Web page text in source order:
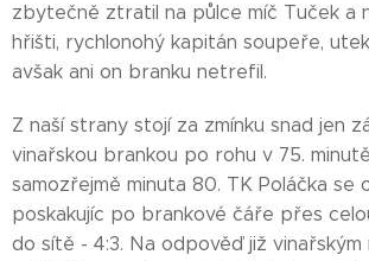
zbytečně ztratil na půlce míč Tuček a
hřišti, rychlonohý kapitán soupeře,
avšak ani on branku netrefil.
Z naší strany stojí za zmínku snad jen
vinařskou brankou po rohu v 75.
samozřejmě minuta 80. TK Poláčka se
poskakujíc po brankové čáře přes
do sítě - 4:3. Na odpověď již vinařským